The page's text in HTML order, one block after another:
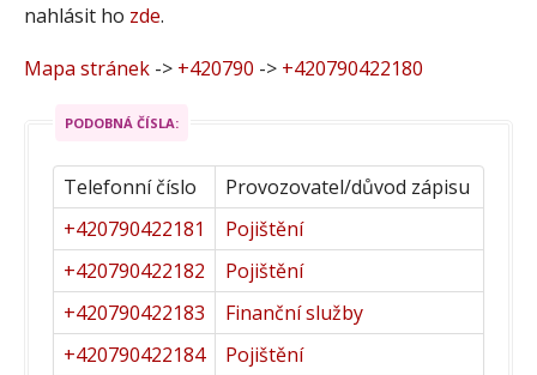
nahlásit ho zde.
Mapa stránek -> +420790 -> +420790422180
PODOBNÁ ČÍSLA:
Telefonní číslo
Provozovatel/důvod zápisu
+420790422181
Pojištění
+420790422182
Pojištění
+420790422183
Finanční služby
+420790422184
Pojištění